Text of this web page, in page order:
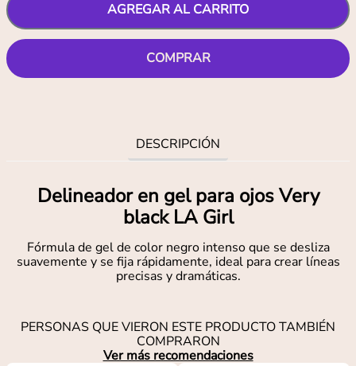
AGREGAR AL CARRITO
COMPRAR
DESCRIPCIÓN
Delineador en gel para ojos Very
black LA Girl
Fórmula de gel de color negro intenso que se desliza
suavemente y se fija rápidamente, ideal para crear líneas
precisas y dramáticas.
PERSONAS QUE VIERON ESTE PRODUCTO TAMBIÉN
COMPRARON
Ver más recomendaciones